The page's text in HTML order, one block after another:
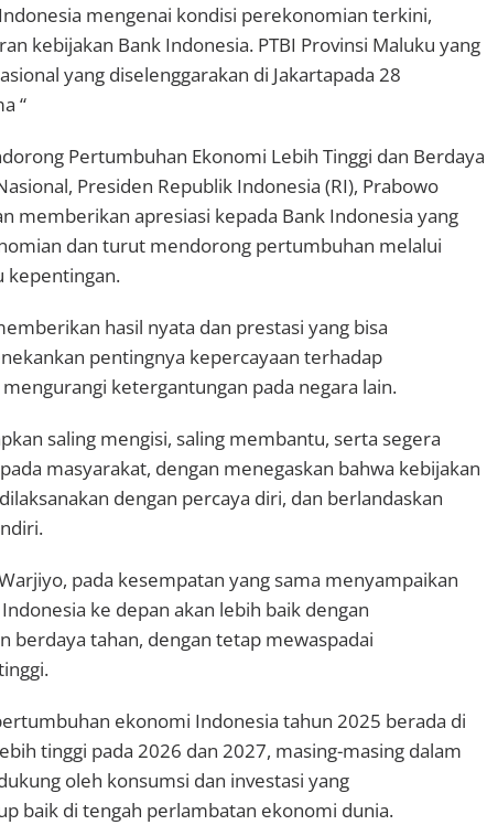
mengenai kondisi perekonomian terkini,
kebijakan Bank Indonesia. PTBI Provinsi Maluku yang
yang diselenggarakan di Jakartapada 28
“
Pertumbuhan Ekonomi Lebih Tinggi dan Berdaya
Presiden Republik Indonesia (RI), Prabowo
memberikan apresiasi kepada Bank Indonesia yang
dan turut mendorong pertumbuhan melalui
kepentingan.
hasil nyata dan prestasi yang bisa
pentingnya kepercayaan terhadap
ketergantungan pada negara lain.
saling mengisi, saling membantu, serta segera
masyarakat, dengan menegaskan bahwa kebijakan
dengan percaya diri, dan berlandaskan
pada kesempatan yang sama menyampaikan
ke depan akan lebih baik dengan
berdaya tahan, dengan tetap mewaspadai
ekonomi Indonesia tahun 2025 berada di
tinggi pada 2026 dan 2027, masing-masing dalam
oleh konsumsi dan investasi yang
baik di tengah perlambatan ekonomi dunia.